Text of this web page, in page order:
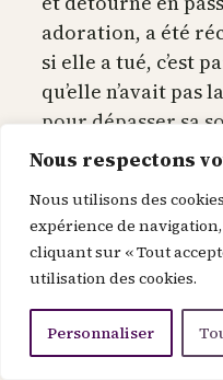
Nous respectons
Nous utilisons des
expérience de
cliquant sur « Tout
utilisation des cookies.
Personnaliser
adoration, a été
si elle a tué, c’est
qu’elle n’avait
pour dépasser sa
Il semble pourtant
un sentiment pur,
raison. Comme si
était infra-
manière
zombie hypnotisé,
instinctifs.